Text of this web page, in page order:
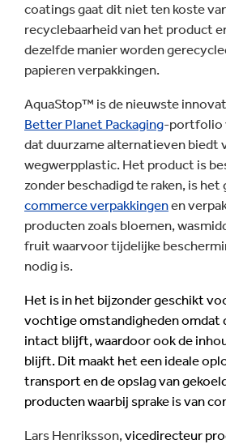
coatings gaat dit niet ten koste
recyclebaarheid van het product
dezelfde manier worden
papieren verpakkingen.
AquaStop™ is de nieuwste
Better Planet Packaging-portfolio
dat duurzame alternatieven biedt
wegwerpplastic. Het product is
zonder beschadigd te raken, is
commerce verpakkingenen
producten zoals bloemen,
fruit waarvoor tijdelijke
nodig is.
Het is in het bijzonder geschikt
vochtige omstandigheden omdat
intact blijft, waardoor ook de
blijft. Dit maakt het een ideale
transport en de opslag van
producten waarbij sprake is van
Lars Henriksson,vicedirecteur